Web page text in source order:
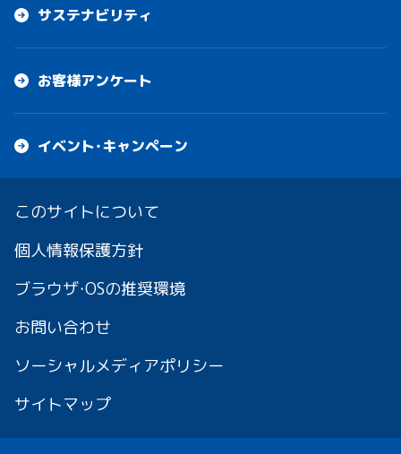
サステナビリティ
お客様アンケート
イベント・キャンペーン
このサイトについて
個人情報保護方針
ブラウザ・OSの推奨環境
お問い合わせ
ソーシャルメディアポリシー
サイトマップ